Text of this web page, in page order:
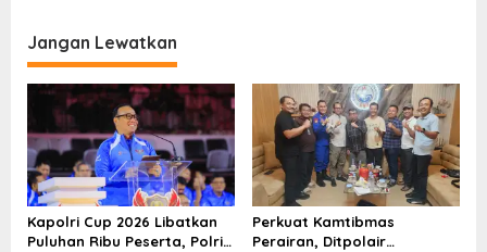
p
o
Jangan Lewatkan
Kapolri Cup 2026 Libatkan
Puluhan Ribu Peserta, Polri
Perkuat Kamtibmas
Perairan, Ditpolair